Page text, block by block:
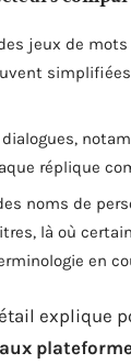
jeux de
réplique
noms de
là où
en
explique